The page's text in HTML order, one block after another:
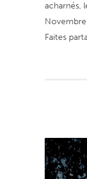
acharnés,
Novembre
Faites